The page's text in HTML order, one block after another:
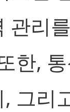
관리
한,
그리